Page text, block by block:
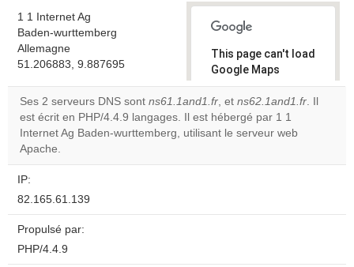
1 1 Internet Ag
Baden-wurttemberg
Allemagne
51.206883, 9.887695
This page can't load
Google Maps
correctly.
Do you
own this
Ses 2 serveurs DNS sont ns61.1and1.fr, et ns62.1and1.fr. Il
est écrit en PHP/4.4.9 langages. Il est hébergé par 1 1
Internet Ag Baden-wurttemberg, utilisant le serveur web
Apache.
IP:
82.165.61.139
Propulsé par:
PHP/4.4.9